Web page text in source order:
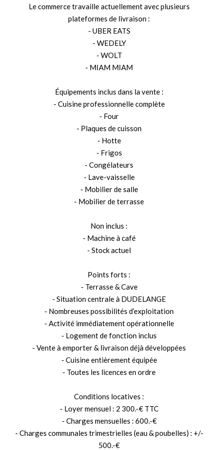
Le commerce travaille actuellement avec plusieurs
plateformes de livraison :
- UBER EATS
- WEDELY
- WOLT
- MIAM MIAM
Équipements inclus dans la vente :
- Cuisine professionnelle complète
- Four
- Plaques de cuisson
- Hotte
- Frigos
- Congélateurs
- Lave-vaisselle
- Mobilier de salle
- Mobilier de terrasse
Non inclus :
- Machine à café
- Stock actuel
Points forts :
- Terrasse & Cave
- Situation centrale à DUDELANGE
- Nombreuses possibilités d’exploitation
- Activité immédiatement opérationnelle
- Logement de fonction inclus
- Vente à emporter & livraison déjà développées
- Cuisine entièrement équipée
- Toutes les licences en ordre
Conditions locatives :
- Loyer mensuel : 2 300.-€ TTC
- Charges mensuelles : 600.-€
- Charges communales trimestrielles (eau & poubelles) : +/-
500.-€